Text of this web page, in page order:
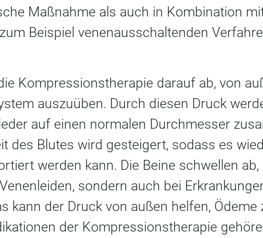
Maßnahme als auch in Kombination
Beispiel venenausschaltenden
Kompressionstherapie darauf ab, von
auszuüben. Durch diesen Druck
auf einen normalen Durchmesser
des Blutes wird gesteigert, sodass es
werden kann. Die Beine schwellen
sondern auch bei
kann der Druck von außen helfen, Ödeme
der Kompressionstherapie